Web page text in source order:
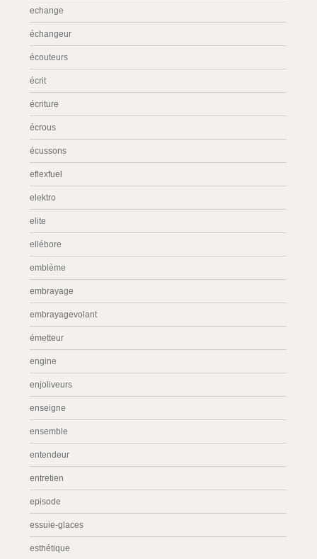
echange
échangeur
écouteurs
écrit
écriture
écrous
écussons
eflexfuel
elektro
elite
ellébore
emblème
embrayage
embrayagevolant
émetteur
engine
enjoliveurs
enseigne
ensemble
entendeur
entretien
episode
essuie-glaces
esthétique